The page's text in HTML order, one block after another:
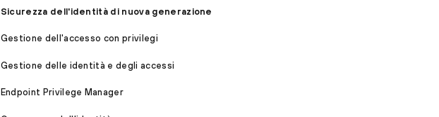
Sicurezza dell'identità di nuova generazione
Gestione dell'accesso con privilegi
Gestione delle identità e degli accessi
Endpoint Privilege Manager